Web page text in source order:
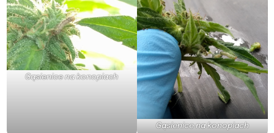
Gąsienice na konopiach
Gąsienice na konopiach